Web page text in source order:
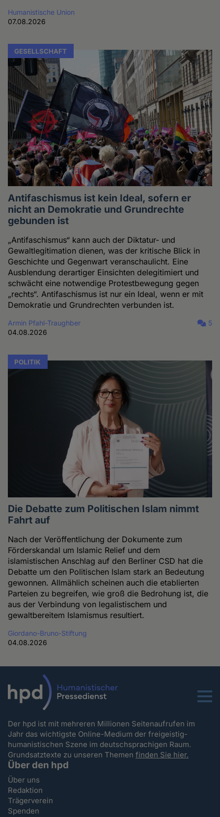
Humanistische Union
07.08.2026
GESELLSCHAFT
Antifaschismus ist kein Ideal, sofern er
nicht an Demokratie und Grundrechte
gebunden ist
„Antifaschismus“ kann auch der Diktatur- und
Gewaltlegitimation dienen, was der kritische Blick in
Geschichte und Gegenwart veranschaulicht. Eine
Ausblendung derartiger Einsichten delegitimiert und
schwächt eine notwendige Protestbewegung gegen
„rechts“. Antifaschismus ist nur ein Ideal, wenn er mit
Demokratie und Grundrechten verbunden ist.
Armin Pfahl-Traughber
04.08.2026
5
POLITIK
Die Debatte zum Politischen Islam nimmt
Fahrt auf
Nach der Veröffentlichung der Dokumente zum
Förderskandal um Islamic Relief und dem
islamistischen Anschlag auf den Berliner CSD hat die
Debatte um den Politischen Islam stark an Bedeutung
gewonnen. Allmählich scheinen auch die etablierten
Parteien zu begreifen, wie groß die Bedrohung ist, die
aus der Verbindung von legalistischem und
gewaltbereitem Islamismus resultiert.
Giordano-Bruno-Stiftung
04.08.2026
Menu
Der hpd ist mit mehreren Millionen Seitenaufrufen im
Jahr das wichtigste Online-Medium der freigeistig-
humanistischen Szene im deutschsprachigen Raum.
Grundsatztexte zu unseren Themenfinden Sie hier.
Über den hpd
Über uns
Redaktion
Trägerverein
Spenden